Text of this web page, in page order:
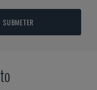
SUBMETER